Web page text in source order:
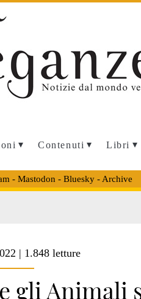
Contenuti Libri
- Mastodon - Bluesky- Archive
| 1.848 letture
gli Animali